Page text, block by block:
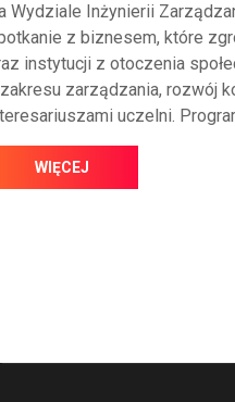
Wydziale Inżynierii
z biznesem, które
instytucji z otoczenia
zarządzania, rozwój
uczelni.
WIĘCEJ